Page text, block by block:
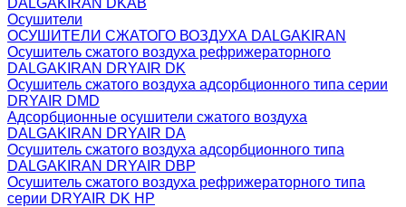
DALGAKIRAN DKAB
Осушители
ОСУШИТЕЛИ СЖАТОГО ВОЗДУХА DALGAKIRAN
Осушитель сжатого воздуха рефрижераторного
DALGAKIRAN DRYAIR DK
Осушитель сжатого воздуха адсорбционного типа серии
DRYAIR DMD
Адсорбционные осушители сжатого воздуха
DALGAKIRAN DRYAIR DA
Осушитель сжатого воздуха адсорбционного типа
DALGAKIRAN DRYAIR DBP
Осушитель сжатого воздуха рефрижераторного типа
cерии DRYAIR DK HP